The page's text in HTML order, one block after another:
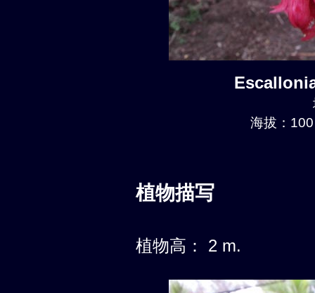
海拔：
植物描写
植物高： 2 m.